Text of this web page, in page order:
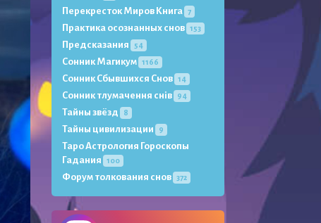
Перекресток Миров Книга 7
Практика осознанных снов 153
Предсказания 54
Сонник Магикум 1166
Сонник Сбывшихся Снов 14
Сонник тлумачення снів 94
Тайны звёзд 8
Тайны цивилизации 9
Таро Астрология Гороскопы
Гадания
100
Форум толкования снов 372